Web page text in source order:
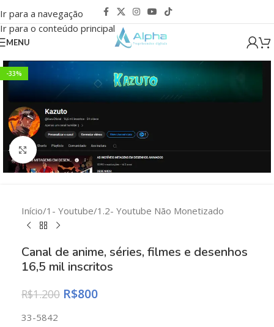
Ir para a navegação
Ir para o conteúdo principal
MENU
-33%
Clique para ampliar
Início/1- Youtube/1.2- Youtube Não Monetizado
Canal de anime, séries, filmes e desenhos
16,5 mil inscritos
R$1.200 R$800
33-5842